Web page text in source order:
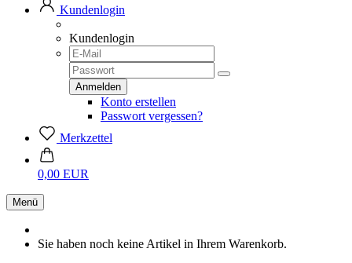
Kundenlogin
Kundenlogin
Konto erstellen
Passwort vergessen?
Merkzettel
0,00 EUR
Menü
Sie haben noch keine Artikel in Ihrem Warenkorb.